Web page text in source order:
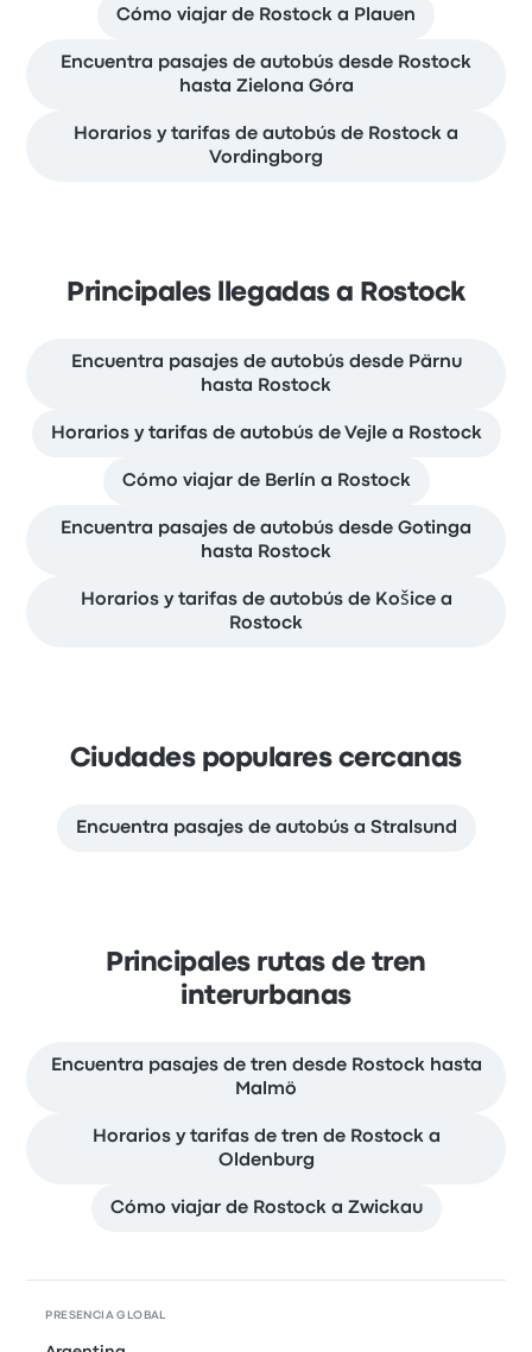
Cómo viajar de Rostock a Plauen
Encuentra pasajes de autobús desde Rostock
hasta Zielona Góra
Horarios y tarifas de autobús de Rostock a
Vordingborg
Principales llegadas a Rostock
Encuentra pasajes de autobús desde Pärnu
hasta Rostock
Horarios y tarifas de autobús de Vejle a Rostock
Cómo viajar de Berlín a Rostock
Encuentra pasajes de autobús desde Gotinga
hasta Rostock
Horarios y tarifas de autobús de Košice a
Rostock
Ciudades populares cercanas
Encuentra pasajes de autobús a Stralsund
Principales rutas de tren
interurbanas
Encuentra pasajes de tren desde Rostock hasta
Malmö
Horarios y tarifas de tren de Rostock a
Oldenburg
Cómo viajar de Rostock a Zwickau
PRESENCIA GLOBAL